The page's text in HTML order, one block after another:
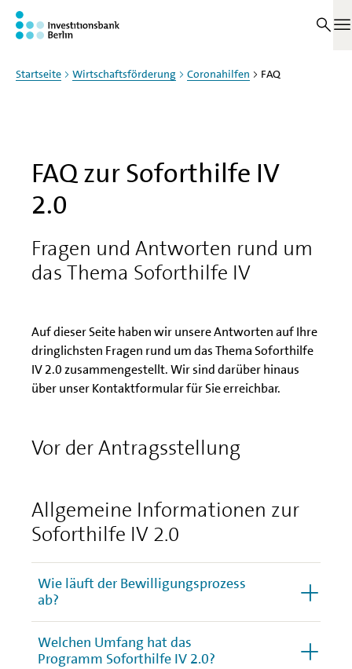
Zum Haupinhalt springen
Startseite Wirtschaftsförderung Coronahilfen FAQ
FAQ zur Soforthilfe IV
2.0
Fragen und Antworten rund um
das Thema Soforthilfe IV
Auf dieser Seite haben wir unsere Antworten auf Ihre
dringlichsten Fragen rund um das Thema Soforthilfe
IV 2.0 zusammengestellt. Wir sind darüber hinaus
über unser Kontaktformular für Sie erreichbar.
Vor der Antragsstellung
Allgemeine Informationen zur
Soforthilfe IV 2.0
Wie läuft der Bewilligungsprozess
ab?
Welchen Umfang hat das
Programm Soforthilfe IV 2.0?
Auf dieser Seite